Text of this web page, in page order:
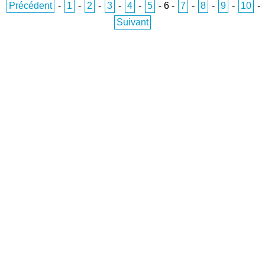
Précédent - 1 - 2 - 3 - 4 - 5 - 6- 7 - 8 - 9 - 10
-
Suivant